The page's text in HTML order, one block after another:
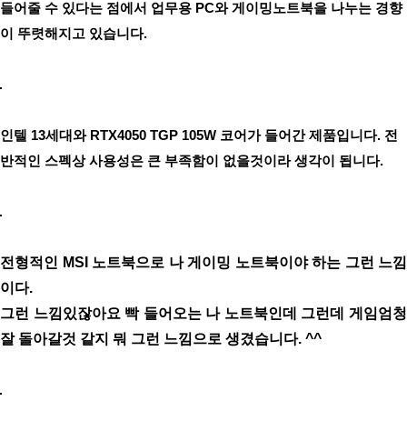
들어줄 수 있다는 점에서 업무용 PC와 게이밍노트북을 나누는 경향
이 뚜렷해지고 있습니다.
인텔 13세대와 RTX4050 TGP 105W 코어가 들어간 제품입니다. 전
반적인 스펙상 사용성은 큰 부족함이 없을것이라 생각이 됩니다.
전형적인 MSI 노트북으로 나 게이밍 노트북이야 하는 그런 느낌
이다.
그런 느낌있잖아요 빡 들어오는 나 노트북인데 그런데 게임엄청
잘 돌아갈것 같지 뭐 그런 느낌으로 생겼습니다. ^^